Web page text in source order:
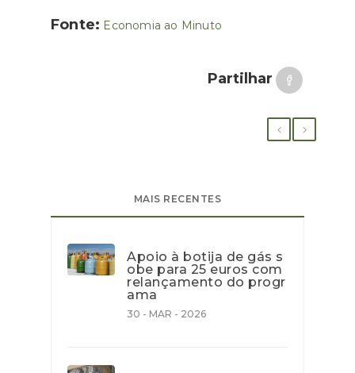
Fonte: Economia ao Minuto
Partilhar
MAIS RECENTES
Apoio à botija de gás s
obe para 25 euros com
relançamento do progr
ama
30 - MAR - 2026